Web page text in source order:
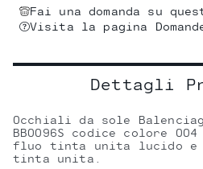
Fai una domanda su
Visita la pagina
Dettagli
Occhiali da sole
BB0096S codice colore
fluo tinta unita lucido
tinta unita.